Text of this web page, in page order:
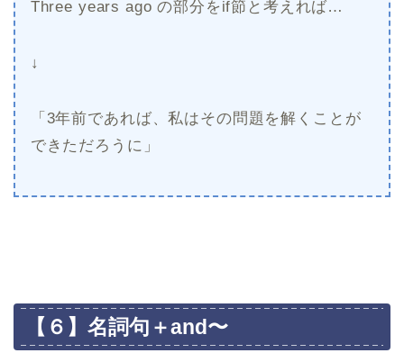
Three years ago の部分をif節と考えれば…
↓
「3年前であれば、私はその問題を解くことが
できただろうに」
【６】名詞句＋and〜